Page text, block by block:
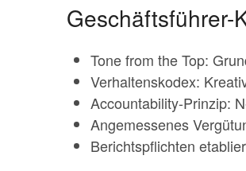
Geschäftsführer-
Tone from the Top:
Verhaltenskodex:
Accountability-Prinzip:
Angemessenes
Berichtspflichten